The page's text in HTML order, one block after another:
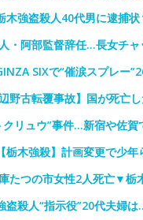
強盗殺人40代男に逮捕
・阿部監督辞任…長女チ
SIXで“催涙スプレー
野古転覆事故】国が死亡
リュウ”事件…新宿や佐
木強殺】計画変更で少年
たつの市女性2人死亡▼栃
殺人“指示役”20代夫婦